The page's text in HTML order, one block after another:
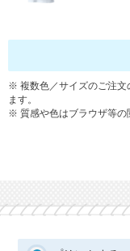
※ 複数色／サイズのご注文
ます。
※ 質感や色はブラウザ等の